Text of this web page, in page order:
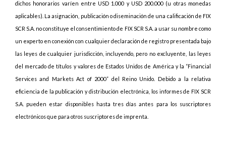
dichos honorarios varíen entre USD 1.000 y USD 200.000 (u otras monedas
aplicables). La asignación, publicación o diseminación de una calificación de FIX
SCR S.A. no constituye el consentimiento de FIX SCR S.A. a usar su nombre como
un experto en conexión con cualquier declaración de registro presentada bajo
las leyes de cualquier jurisdicción, incluyendo, pero no excluyente, las leyes
del mercado de títulos y valores de Estados Unidos de América y la “Financial
Services and Markets Act of 2000” del Reino Unido. Debido a la relativa
eficiencia de la publicación y distribución electrónica, los informes de FIX SCR
S.A. pueden estar disponibles hasta tres días antes para los suscriptores
electrónicos que para otros suscriptores de imprenta.